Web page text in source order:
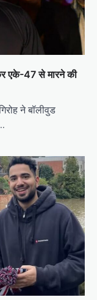
एके-47 से मारने की
ने बॉलीवुड